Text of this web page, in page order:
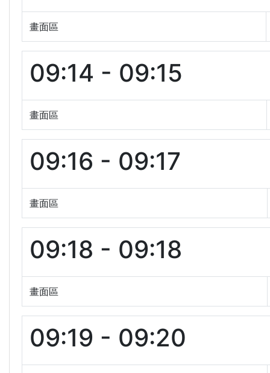
畫面區
09:14 - 09:15
畫面區
09:16 - 09:17
畫面區
09:18 - 09:18
畫面區
09:19 - 09:20